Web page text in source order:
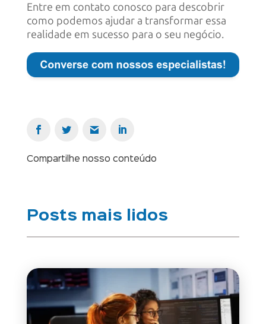
Entre em contato conosco para descobrir
como podemos ajudar a transformar essa
realidade em sucesso para o seu negócio.
Compartilhe nosso conteúdo
Posts mais lidos